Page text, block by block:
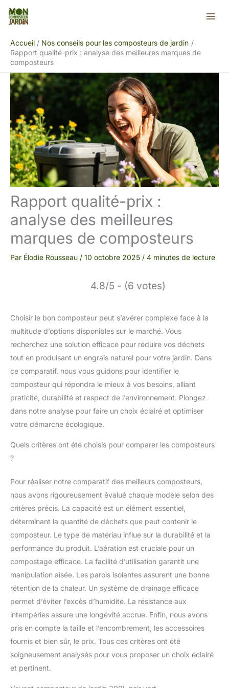
Aller
Accueil
Nos conseils pour les composteurs de jardin
Rapport qualité-prix : analyse des meilleures marques de
composteurs
Rapport qualité-prix :
analyse des meilleures
marques de composteurs
Par Élodie Rousseau / 10 octobre 2025 / 4 minutes de lecture
4.8/5 - (6 votes)
Choisir le bon composteur peut s’avérer complexe face à la
multitude d’options disponibles sur le marché. Vous
recherchez une solution efficace pour réduire vos déchets
tout en produisant un engrais naturel pour votre jardin. Dans
ce comparatif, nous vous guidons pour identifier le
composteur qui répondra le mieux à vos besoins, alliant
praticité, durabilité et respect de l’environnement. Plongez
dans notre analyse pour faire un choix éclairé et optimiser
votre démarche écologique.
Quels critères ont été choisis pour comparer les composteurs
?
Pour réaliser notre comparatif des meilleurs composteurs,
nous avons rigoureusement évalué chaque modèle selon des
critères précis. La capacité est un élément essentiel,
déterminant la quantité de déchets que peut contenir le
composteur. Le type de matériau influe sur la durabilité et la
performance du produit. L’aération est cruciale pour un
compostage efficace. La facilité d’utilisation garantit une
manipulation aisée. Les parois isolantes assurent une bonne
rétention de la chaleur. Un système de drainage efficace
permet d’éviter l’excès d’humidité. La résistance aux
intempéries assure une longévité accrue. Enfin, nous avons
pris en compte la taille et l’encombrement, les accessoires
fournis et bien sûr, le prix. Tous ces critères ont été
soigneusement analysés pour vous proposer un choix éclairé
et pertinent.
Rechercher